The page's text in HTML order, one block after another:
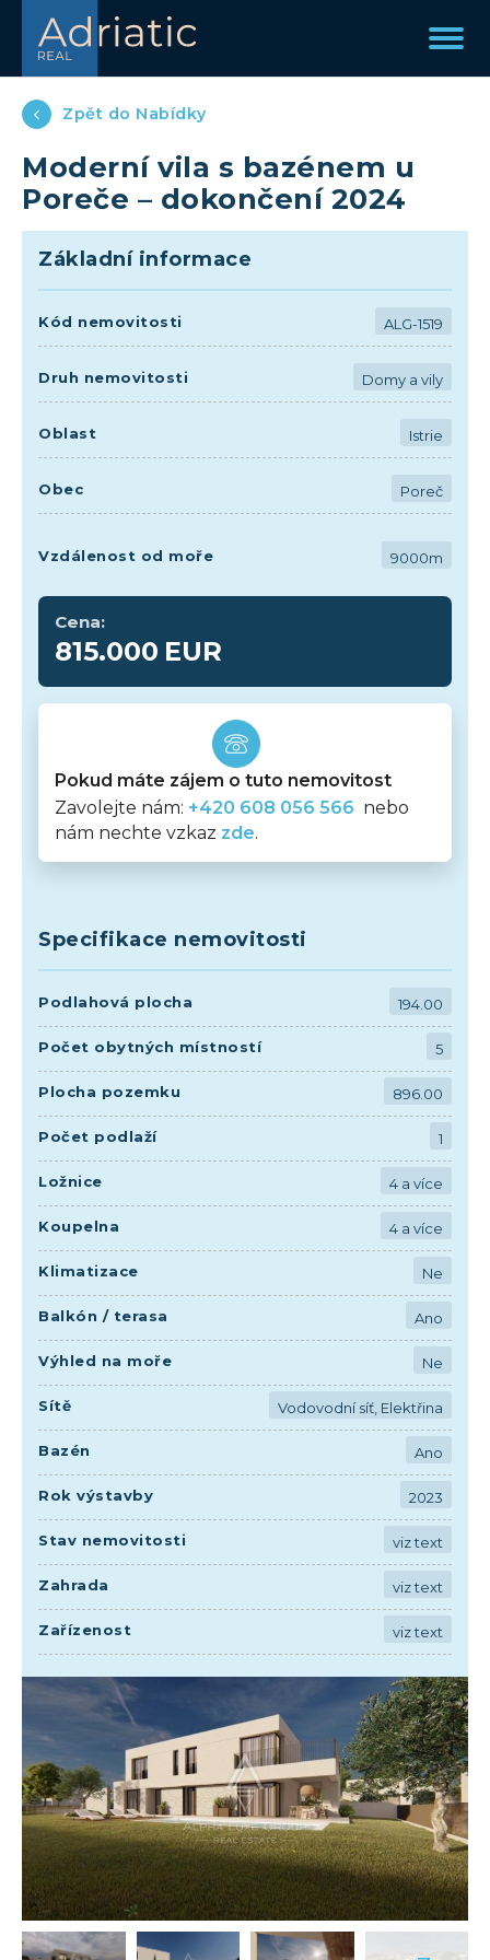
Zpět do Nabídky
Moderní vila s bazénem u
Poreče – dokončení 2024
Základní informace
Kód nemovitosti ALG-1519
Druh nemovitosti Domy a vily
Oblast Istrie
Obec Poreč
Vzdálenost od moře 9000m
Cena:
815.000 EUR
Pokud máte zájem o tuto nemovitost
Zavolejte nám: +420 608 056 566 nebo
nám nechte vzkaz zde.
Specifikace nemovitosti
Podlahová plocha 194.00
Počet obytných místností 5
Plocha pozemku 896.00
Počet podlaží 1
Ložnice 4 a více
Koupelna 4 a více
Klimatizace Ne
Balkón / terasa Ano
Výhled na moře Ne
Sítě Vodovodní síť, Elektřina
Bazén Ano
Rok výstavby 2023
Stav nemovitosti viz text
Zahrada viz text
Zařízenost viz text